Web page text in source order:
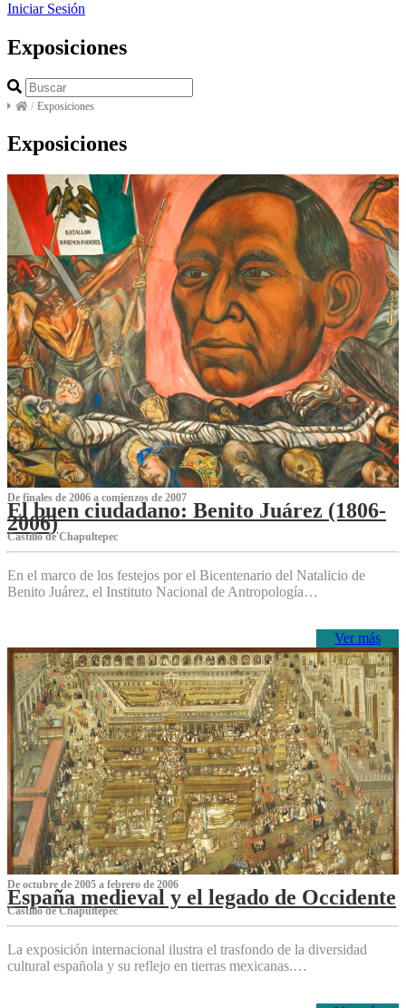
Iniciar Sesión
Exposiciones
/ Exposiciones
Exposiciones
De finales de 2006 a comienzos de 2007
El buen ciudadano: Benito Juárez (1806-
2006)
Castillo de Chapultepec
En el marco de los festejos por el Bicentenario del Natalicio de
Benito Juárez, el Instituto Nacional de Antropología…
Ver más
De octubre de 2005 a febrero de 2006
España medieval y el legado de Occidente
Castillo de Chapultepec
La exposición internacional ilustra el trasfondo de la diversidad
cultural española y su reflejo en tierras mexicanas.…